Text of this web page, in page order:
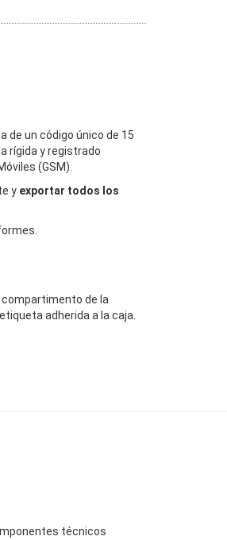
de un código único de 15
rígida y registrado
(GSM).
y exportar todos los
compartimento de la
adherida a la caja.
técnicos